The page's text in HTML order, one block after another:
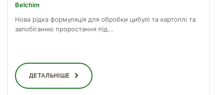
Belchim
Нова рідка формуляція для обробки цибулі та картоплі та
запобіганню проростання під...
ДЕТАЛЬНІШЕ